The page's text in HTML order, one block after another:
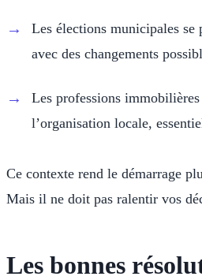
Les élections municipales se
avec des changements
Les professions
l’organisation locale,
Ce contexte rend le démarrage
Mais il ne doit pas ralentir vos
Les bonnes